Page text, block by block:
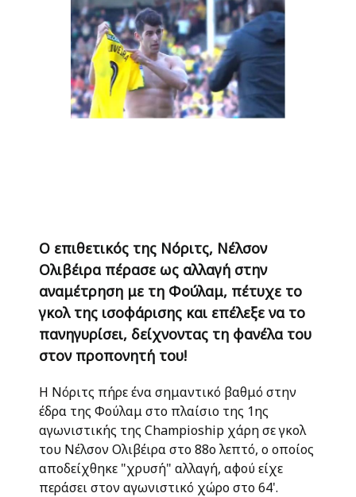
O επιθετικός της Νόριτς, Νέλσον
Ολιβέιρα πέρασε ως αλλαγή στην
αναμέτρηση με τη Φούλαμ, πέτυχε το
γκολ της ισοφάρισης και επέλεξε να το
πανηγυρίσει, δείχνοντας τη φανέλα του
στον προπονητή του!
H Νόριτς πήρε ένα σημαντικό βαθμό στην
έδρα της Φούλαμ στο πλαίσιο της 1ης
αγωνιστικής της Champioship χάρη σε γκολ
του Νέλσον Ολιβέιρα στο 88ο λεπτό, ο οποίος
αποδείχθηκε "χρυσή" αλλαγή, αφού είχε
περάσει στον αγωνιστικό χώρο στο 64'.